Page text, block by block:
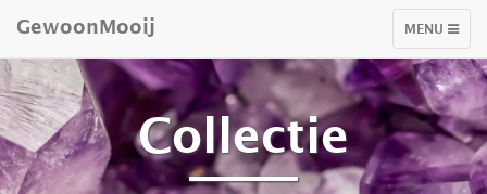
TOGGLE
MENU
GewoonMooij
Collectie